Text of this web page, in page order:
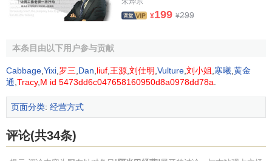
西枝一江先生的格外关照。西枝先生对我说：“我是认为你有
坚定的想法，看准你有前途，才拿出钱来帮你组建公司。今
技术看作是你的投资 ，所以让你持有公司
枝先生从一开始就用技术投资的方式让我拥有了公司股份，
使我走上了一条持股的经营者的道路。由于公司是在这样一
种温暖的关怀下起步的，所以值得信赖的伙伴之间的心心相
当时，我对经营一窍不通，所以一直为“靠什么开展经营”
¥199 ¥299
本条目由以下用户参与贡献
Cabbage Yixi 罗三 Dan liuf 王源 刘仕明 Vulture 刘小姐 寒曦 黄金
通 Tracy, M id 5473dd6c047658160950d8a0978dd78a
页面分类: 经营方式
评论(共34条)